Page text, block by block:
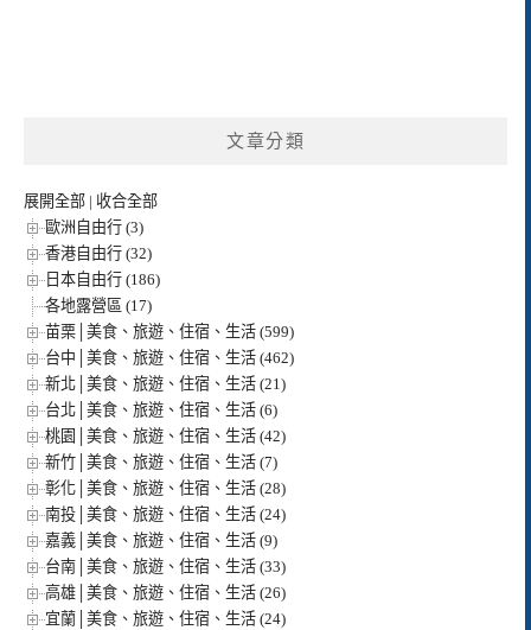
文章分類
展開全部 | 收合全部
歐洲自由行 (3)
香港自由行 (32)
日本自由行 (186)
各地露營區 (17)
苗栗│美食、旅遊、住宿、生活 (599)
台中│美食、旅遊、住宿、生活 (462)
新北│美食、旅遊、住宿、生活 (21)
台北│美食、旅遊、住宿、生活 (6)
桃園│美食、旅遊、住宿、生活 (42)
新竹│美食、旅遊、住宿、生活 (7)
彰化│美食、旅遊、住宿、生活 (28)
南投│美食、旅遊、住宿、生活 (24)
嘉義│美食、旅遊、住宿、生活 (9)
台南│美食、旅遊、住宿、生活 (33)
高雄│美食、旅遊、住宿、生活 (26)
宜蘭│美食、旅遊、住宿、生活 (24)